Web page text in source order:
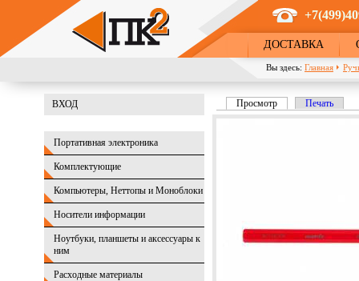
Перейти к основному содержанию
ДОСТАВКА
Вы здесь: Главная
ВХОД
Портативная электроника
Комплектующие
Компьютеры, Неттопы и Моноблоки
Носители информации
Ноутбуки, планшеты и аксессуары к
ним
Расходные материалы
Главные вкладки
Просмотр (активная вкладка)
Печать